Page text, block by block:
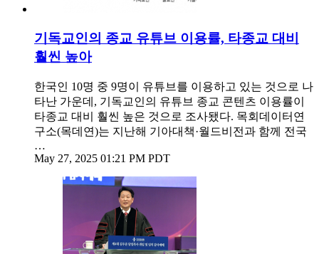
기독교인의 종교 유튜브 이용률, 타종교 대비
훨씬 높아
한국인 10명 중 9명이 유튜브를 이용하고 있는 것으로 나
타난 가운데, 기독교인의 유튜브 종교 콘텐츠 이용률이
타종교 대비 훨씬 높은 것으로 조사됐다. 목회데이터연
구소(목데연)는 지난해 기아대책·월드비전과 함께 전국
…
May 27, 2025 01:21 PM PDT